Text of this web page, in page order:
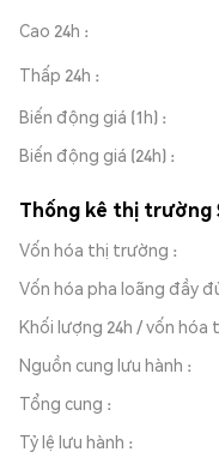
Cao 24h
Thấp 24h
Biến động giá (1h)
Biến động giá (24h)
Thống kê thị trường
Vốn hóa thị trường
Vốn hóa pha loãng đầy
Khối lượng 24h / vốn hóa
Nguồn cung lưu hành
Tổng cung
Tỷ lệ lưu hành